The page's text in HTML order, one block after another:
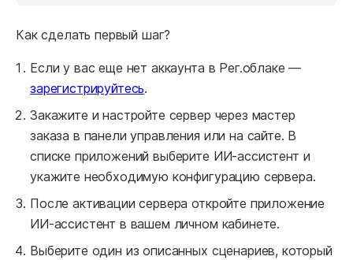
Как сделать первый шаг?
Если у вас еще нет аккаунта в Рег.облаке —
зарегистрируйтесь.
Закажите и настройте сервер через мастер
заказа в панели управления или на сайте. В
списке приложений выберите ИИ-ассистент и
укажите необходимую конфигурацию сервера.
После активации сервера откройте приложение
ИИ-ассистент в вашем личном кабинете.
Выберите один из описанных сценариев, который